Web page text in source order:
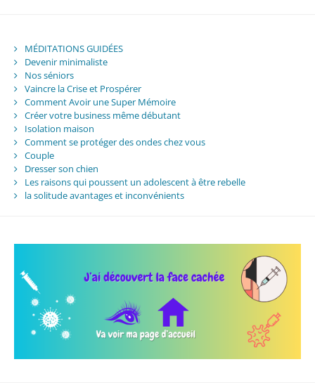
MÉDITATIONS GUIDÉES
Devenir minimaliste
Nos séniors
Vaincre la Crise et Prospérer
Comment Avoir une Super Mémoire
Créer votre business même débutant
Isolation maison
Comment se protéger des ondes chez vous
Couple
Dresser son chien
Les raisons qui poussent un adolescent à être rebelle
la solitude avantages et inconvénients